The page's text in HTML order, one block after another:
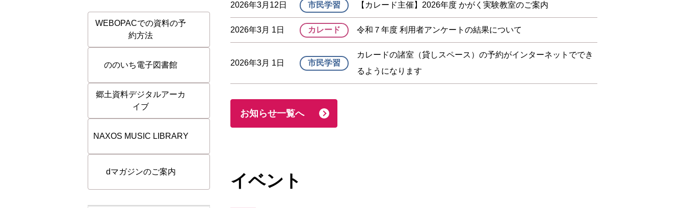
WEBOPACでの資料の予
約方法
ののいち電子図書館
郷土資料デジタルアーカ
イブ
NAXOS MUSIC LIBRARY
dマガジンのご案内
2026年3月12日 市民学習 【カレード主催】2026年度 かがく実験教室のご案内
2026年3月 1日 カレード 令和７年度 利用者アンケートの結果について
2026年3月 1日 市民学習
カレードの諸室（貸しスペース）の予約がインターネットででき
るようになります
お知らせ一覧へ
イベント